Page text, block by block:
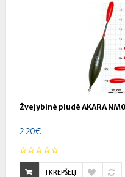
Žvejybinė pludė AKARA
2.20€
Į KREPŠELĮ